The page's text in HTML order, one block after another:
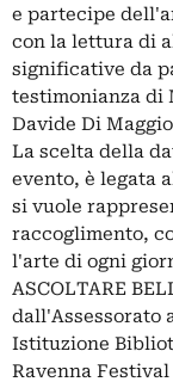
e partecipe
con la lettura di
significative da
testimonianza di
Davide Di
La scelta della
evento, è legata
si vuole
raccoglimento,
l'arte di ogni
ASCOLTARE
dall'Assessorato
Istituzione
Ravenna